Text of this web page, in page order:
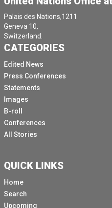
Merci beaucoup et bonjour à
Je m'appelle Soren Brostrom.
Depuis cette semaine, je
rôle à la demande de notre
Je travaille depuis trois ans
Genève en tant que
directeur général dans son
Il était donc naturel pour
fallait un remplaçant.
mondiale, je suis médecin
J'ai effectué de nombreux
dans le cadre de mes
Palais des Nations,1211
Geneva 10,
Switzerland.
CATEGORIES
Edited News
Press Conferences
Statements
Images
B-roll
Conferences
All Stories
QUICK LINKS
Home
Search
Upcoming